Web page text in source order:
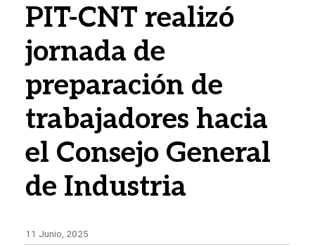
PIT-CNT realizó
jornada de
preparación de
trabajadores hacia
el Consejo General
de Industria
11 Junio, 2025